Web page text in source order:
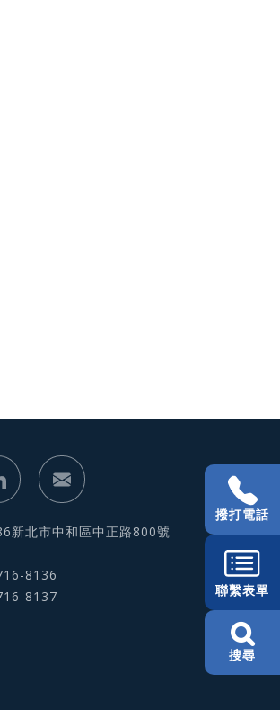
新北市中和區中正路800號
8136
8137
撥打電話
聯繫表單
搜尋